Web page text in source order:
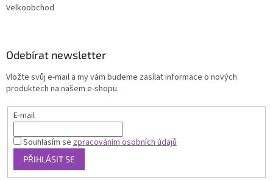
Velkoobchod
Odebírat newsletter
Vložte svůj e-mail a my vám budeme zasílat informace o nových
produktech na našem e-shopu.
E-mail
Souhlasím sezpracováním osobních údajů
PŘIHLÁSIT SE